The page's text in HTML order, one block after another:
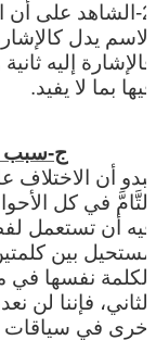
2-الشاهد على أن
الاسم يدل
فالإشارة إليه
فيها بما لا يفيد.
ج-سبب
يبدو أن الاختلاف
التَّامَّ في كل
فيه أن تستعمل
مستحيل بين
الكلمة نفسها في
الثاني، فإننا
أخرى في سياقات